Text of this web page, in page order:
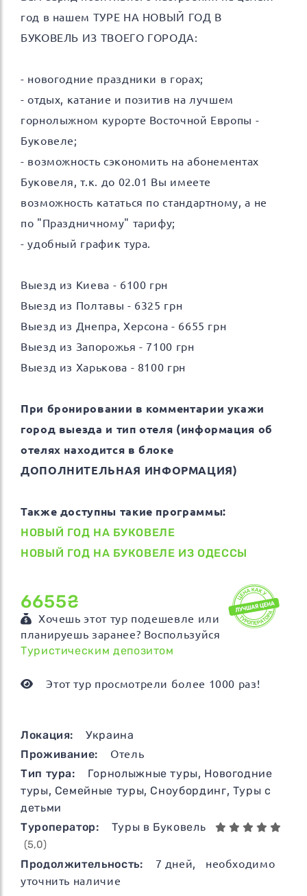
год в нашем ТУРЕ НА НОВЫЙ ГОД В
БУКОВЕЛЬ ИЗ ТВОЕГО ГОРОДА:
- новогодние праздники в горах;
- отдых, катание и позитив на лучшем
горнолыжном курорте Восточной Европы -
Буковеле;
- возможность сэкономить на абонементах
Буковеля, т.к. до 02.01 Вы имеете
возможность кататься по стандартному, а не
по "Праздничному" тарифу;
- удобный график тура.
Выезд из Киева - 6100 грн
Выезд из Полтавы - 6325 грн
Выезд из Днепра, Херсона - 6655 грн
Выезд из Запорожья - 7100 грн
Выезд из Харькова - 8100 грн
При бронировании в комментарии укажи
город выезда и тип отеля (информация об
отелях находится в блоке
ДОПОЛНИТЕЛЬНАЯ ИНФОРМАЦИЯ)
Также доступны такие программы:
НОВЫЙ ГОД НА БУКОВЕЛЕ
НОВЫЙ ГОД НА БУКОВЕЛЕ ИЗ ОДЕССЫ
6655₴
Хочешь этот тур подешевле или
планируешь заранее? Воспользуйся
Туристическим депозитом
Этот тур просмотрели более 1000 раз!
Локация:
Украина
Проживание:
Отель
Тип тура: Горнолыжные туры, Новогодние
туры, Семейные туры, Сноубординг, Туры с
детьми
Туроператор:
Туры в Буковель
(5,0)
Продолжительность: 7 дней, необходимо
уточнить наличие